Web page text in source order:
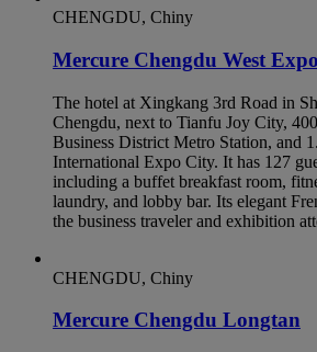
CHENGDU, Chiny
Mercure Chengdu West
The hotel at Xingkang 3rd Road in
Chengdu, next to Tianfu Joy City,
Business District Metro Station, and
International Expo City. It has 127
including a buffet breakfast room,
laundry, and lobby bar. Its elegant
the business traveler and exhibition
CHENGDU, Chiny
Mercure Chengdu Longtan